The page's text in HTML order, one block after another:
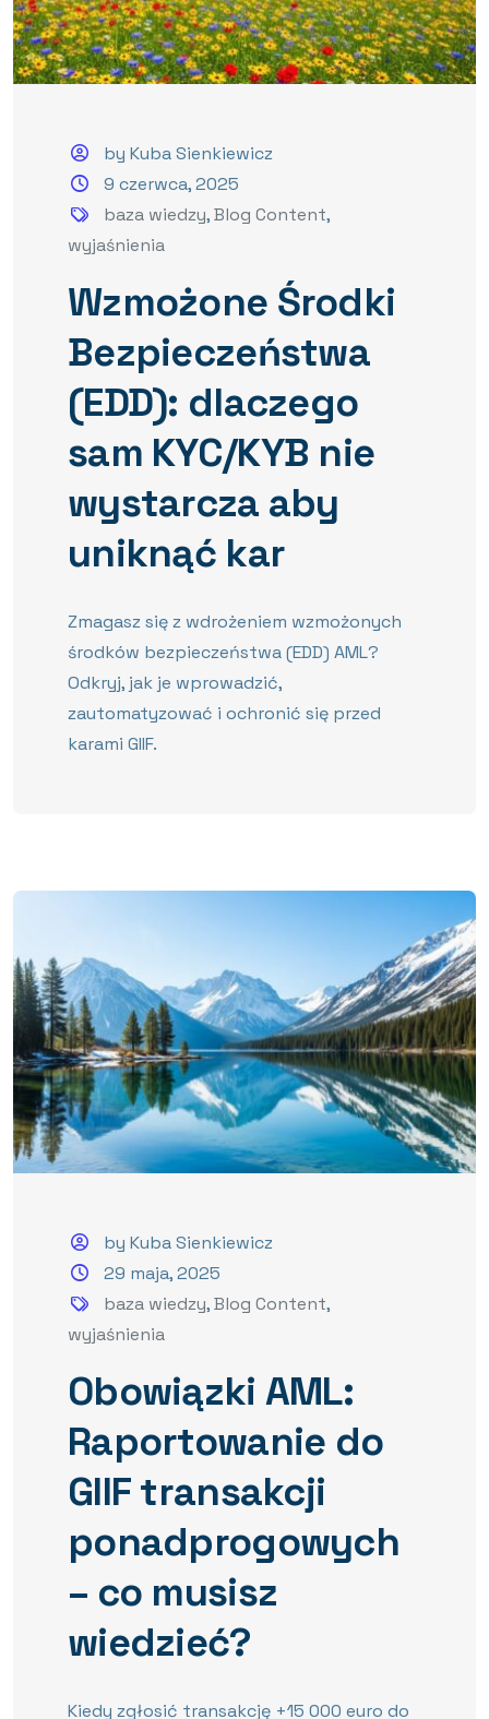
by Kuba Sienkiewicz
9 czerwca, 2025
baza wiedzy,Blog Content,
wyjaśnienia
Wzmożone Środki
Bezpieczeństwa
(EDD): dlaczego
sam KYC/KYB nie
wystarcza aby
uniknąć kar
Zmagasz się z wdrożeniem wzmożonych
środków bezpieczeństwa (EDD) AML?
Odkryj, jak je wprowadzić,
zautomatyzować i ochronić się przed
karami GIIF.
by Kuba Sienkiewicz
29 maja, 2025
baza wiedzy,Blog Content,
wyjaśnienia
Obowiązki AML:
Raportowanie do
GIIF transakcji
ponadprogowych
– co musisz
wiedzieć?
Kiedy zgłosić transakcję +15 000 euro do